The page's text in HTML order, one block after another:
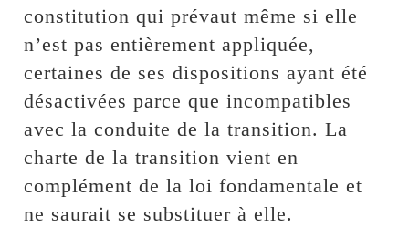
constitution qui prévaut même si elle
n’est pas entièrement appliquée,
certaines de ses dispositions ayant été
désactivées parce que incompatibles
avec la conduite de la transition. La
charte de la transition vient en
complément de la loi fondamentale et
ne saurait se substituer à elle.